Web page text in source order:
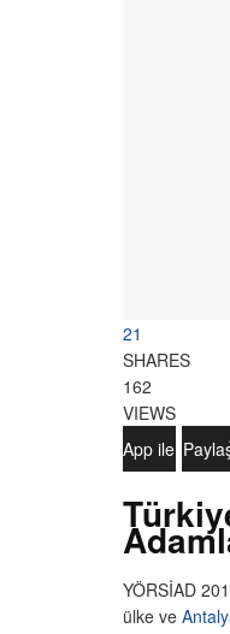
21
SHARES
162
VIEWS
WhatsApp ile
YÖRSİAD
ülke ve